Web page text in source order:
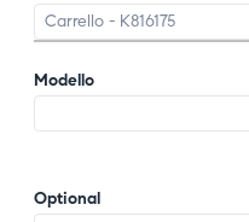
Modello
Optional